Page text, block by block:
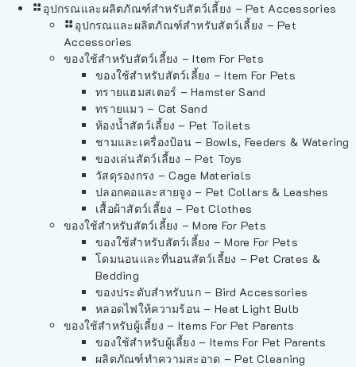
อุปกรณและผลิตภัณฑ์สำหรับสัตว์เลี้ยง – Pet Accessories
อุปกรณและผลิตภัณฑ์สำหรับสัตว์เลี้ยง – Pet
Accessories
ของใช้สำหรับสัตว์เลี้ยง – Item For Pets
ของใช้สำหรับสัตว์เลี้ยง – Item For Pets
ทรายแฮมสเตอร์ – Hamster Sand
ทรายแมว – Cat Sand
ห้องน้ำสัตว์เลี้ยง – Pet Toilets
ชามและเครื่องป้อน – Bowls, Feeders & Watering
ของเล่นสัตว์เลี้ยง – Pet Toys
วัสดุรองกรง – Cage Materials
ปลอกคอและสายจูง – Pet Collars & Leashes
เสื้อผ้าสัตว์เลี้ยง – Pet Clothes
ของใช้สำหรับสัตว์เลี้ยง – More For Pets
ของใช้สำหรับสัตว์เลี้ยง – More For Pets
โดมนอนและที่นอนสัตว์เลี้ยง – Pet Crates &
Bedding
ของประดับสำหรับนก – Bird Accessories
หลอดไฟให้ความร้อน – Heat Light Bulb
ของใช้สำหรับผู้เลี้ยง – Items For Pet Parents
ของใช้สำหรับผู้เลี้ยง – Items For Pet Parents
ผลิตภัณฑ์ทำความสะอาด – Pet Cleaning